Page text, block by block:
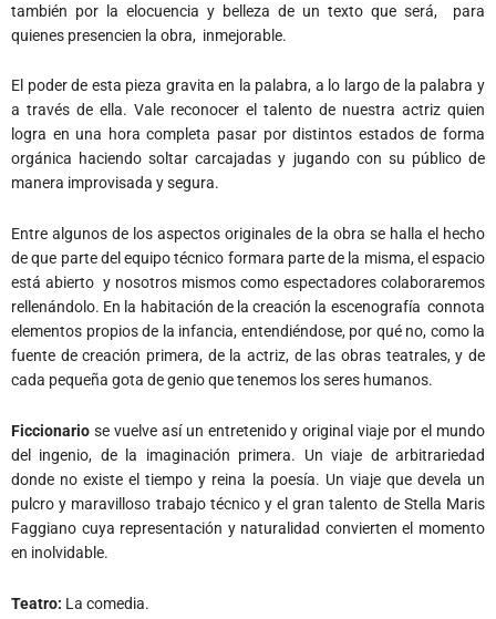
también por la elocuencia y belleza de un texto que será, para
quienes presencien la obra, inmejorable.
El poder de esta pieza gravita en la palabra, a lo largo de la palabra y
a través de ella. Vale reconocer el talento de nuestra actriz quien
logra en una hora completa pasar por distintos estados de forma
orgánica haciendo soltar carcajadas y jugando con su público de
manera improvisada y segura.
Entre algunos de los aspectos originales de la obra se halla el hecho
de que parte del equipo técnico formara parte de la misma, el espacio
está abierto y nosotros mismos como espectadores colaboraremos
rellenándolo. En la habitación de la creación la escenografía connota
elementos propios de la infancia, entendiéndose, por qué no, como la
fuente de creación primera, de la actriz, de las obras teatrales, y de
cada pequeña gota de genio que tenemos los seres humanos.
Ficcionario se vuelve así un entretenido y original viaje por el mundo
del ingenio, de la imaginación primera. Un viaje de arbitrariedad
donde no existe el tiempo y reina la poesía. Un viaje que devela un
pulcro y maravilloso trabajo técnico y el gran talento de Stella Maris
Faggiano cuya representación y naturalidad convierten el momento
en inolvidable.
Teatro: La comedia.